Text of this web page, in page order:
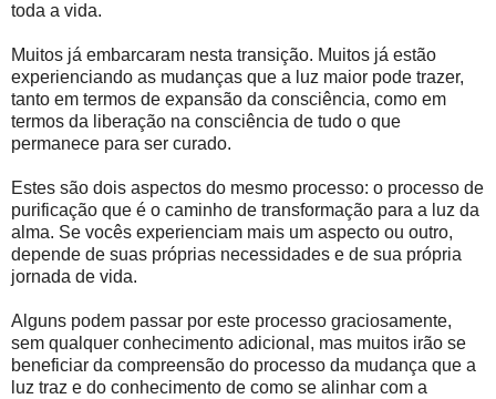
toda a vida.
Muitos já embarcaram nesta transição. Muitos já estão
experienciando as mudanças que a luz maior pode trazer,
tanto em termos de expansão da consciência, como em
termos da liberação na consciência de tudo o que
permanece para ser curado.
Estes são dois aspectos do mesmo processo: o processo de
purificação que é o caminho de transformação para a luz da
alma. Se vocês experienciam mais um aspecto ou outro,
depende de suas próprias necessidades e de sua própria
jornada de vida.
Alguns podem passar por este processo graciosamente,
sem qualquer conhecimento adicional, mas muitos irão se
beneficiar da compreensão do processo da mudança que a
luz traz e do conhecimento de como se alinhar com a